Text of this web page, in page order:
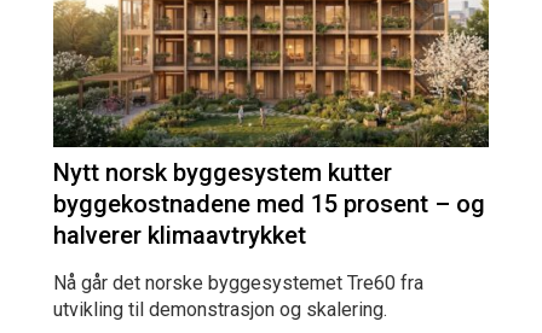
Nytt norsk byggesystem kutter
byggekostnadene med 15 prosent – og
halverer klimaavtrykket
Nå går det norske byggesystemet Tre60 fra
utvikling til demonstrasjon og skalering.